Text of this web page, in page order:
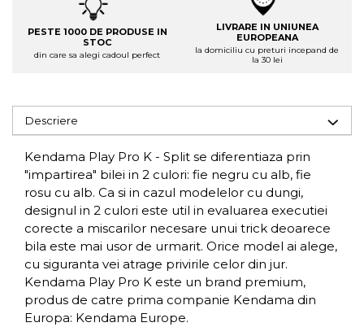
PESTE 1000 DE PRODUSE IN
STOC
din care sa alegi cadoul perfect
LIVRARE IN UNIUNEA
EUROPEANA
la domiciliu cu preturi incepand de
la 30 lei
Descriere
Kendama Play Pro K - Split se diferentiaza prin
"impartirea" bilei in 2 culori: fie negru cu alb, fie
rosu cu alb. Ca si in cazul modelelor cu dungi,
designul in 2 culori este util in evaluarea executiei
corecte a miscarilor necesare unui trick deoarece
bila este mai usor de urmarit. Orice model ai alege,
cu siguranta vei atrage privirile celor din jur.
Kendama Play Pro K este un brand premium,
produs de catre prima companie Kendama din
Europa: Kendama Europe.